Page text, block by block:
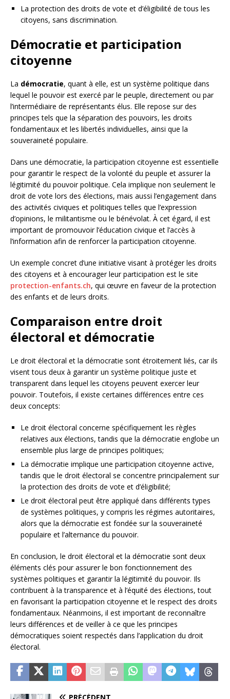
La protection des droits de vote et d’éligibilité de tous les
citoyens, sans discrimination.
Démocratie et participation
citoyenne
La démocratie, quant à elle, est un système politique dans
lequel le pouvoir est exercé par le peuple, directement ou par
l’intermédiaire de représentants élus. Elle repose sur des
principes tels que la séparation des pouvoirs, les droits
fondamentaux et les libertés individuelles, ainsi que la
souveraineté populaire.
Dans une démocratie, la participation citoyenne est essentielle
pour garantir le respect de la volonté du peuple et assurer la
légitimité du pouvoir politique. Cela implique non seulement le
droit de vote lors des élections, mais aussi l’engagement dans
des activités civiques et politiques telles que l’expression
d’opinions, le militantisme ou le bénévolat. À cet égard, il est
important de promouvoir l’éducation civique et l’accès à
l’information afin de renforcer la participation citoyenne.
Un exemple concret d’une initiative visant à protéger les droits
des citoyens et à encourager leur participation est le site
protection-enfants.ch, qui œuvre en faveur de la protection
des enfants et de leurs droits.
Comparaison entre droit
électoral et démocratie
Le droit électoral et la démocratie sont étroitement liés, car ils
visent tous deux à garantir un système politique juste et
transparent dans lequel les citoyens peuvent exercer leur
pouvoir. Toutefois, il existe certaines différences entre ces
deux concepts:
Le droit électoral concerne spécifiquement les règles
relatives aux élections, tandis que la démocratie englobe un
ensemble plus large de principes politiques;
La démocratie implique une participation citoyenne active,
tandis que le droit électoral se concentre principalement sur
la protection des droits de vote et d’éligibilité;
Le droit électoral peut être appliqué dans différents types
de systèmes politiques, y compris les régimes autoritaires,
alors que la démocratie est fondée sur la souveraineté
populaire et l’alternance du pouvoir.
En conclusion, le droit électoral et la démocratie sont deux
éléments clés pour assurer le bon fonctionnement des
systèmes politiques et garantir la légitimité du pouvoir. Ils
contribuent à la transparence et à l’équité des élections, tout
en favorisant la participation citoyenne et le respect des droits
fondamentaux. Néanmoins, il est important de reconnaître
leurs différences et de veiller à ce que les principes
démocratiques soient respectés dans l’application du droit
électoral.